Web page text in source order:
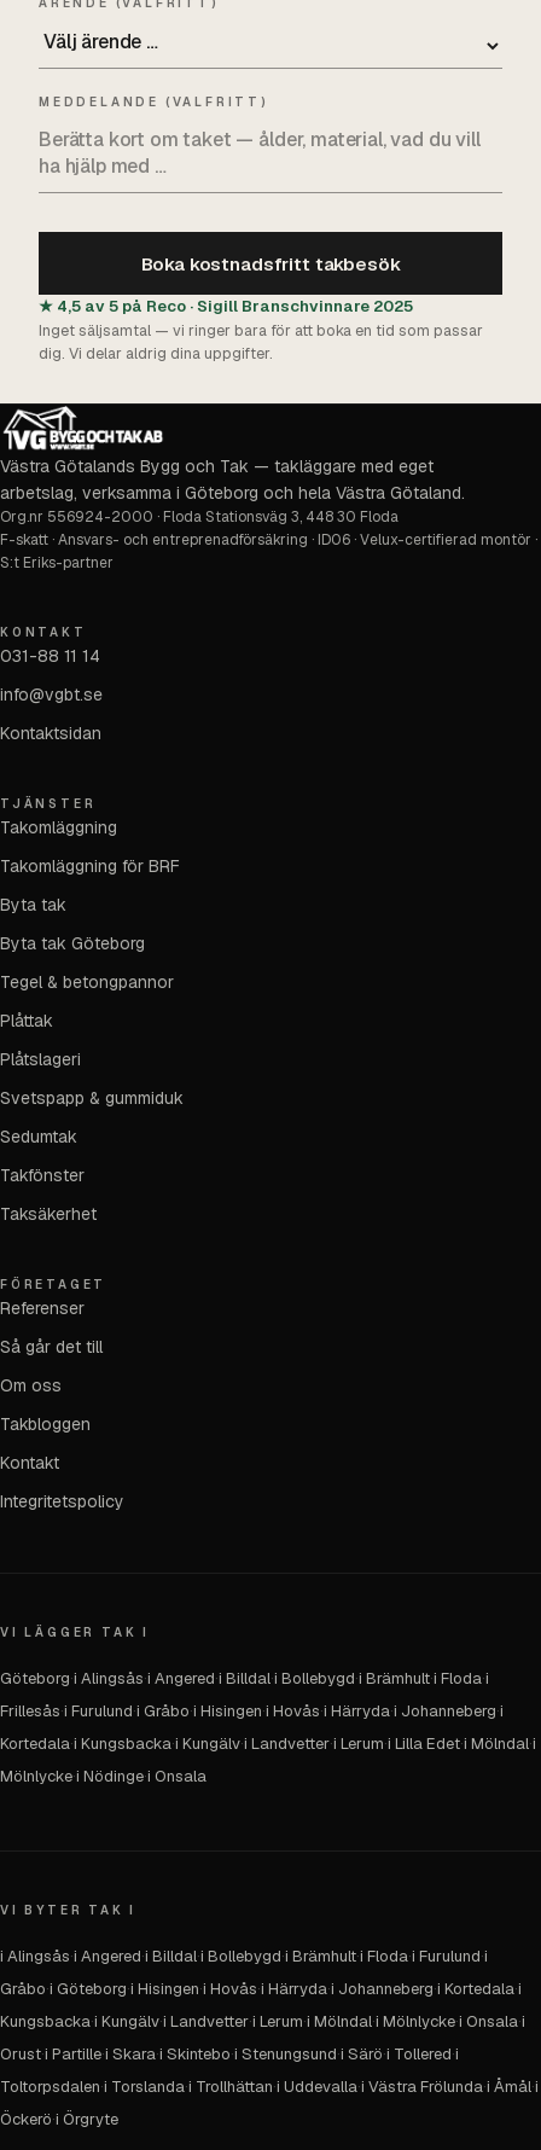
MEDDELANDE (VALFRITT)
Boka kostnadsfritt takbesök
★ 4,5 av 5 på Reco · Sigill Branschvinnare 2025
Inget säljsamtal — vi ringer bara för att boka en tid som passar
dig. Vi delar aldrig dina uppgifter.
Västra Götalands Bygg och Tak — takläggare med eget
arbetslag, verksamma i Göteborg och hela Västra Götaland.
Org.nr 556924-2000 · Floda Stationsväg 3, 448 30 Floda
F-skatt · Ansvars- och entreprenadförsäkring · ID06 · Velux-certifierad montör ·
S:t Eriks-partner
KONTAKT
031-88 11 14
info@vgbt.se
Kontaktsidan
TJÄNSTER
Takomläggning
Takomläggning för BRF
Byta tak
Byta tak Göteborg
Tegel & betongpannor
Plåttak
Plåtslageri
Svetspapp & gummiduk
Sedumtak
Takfönster
Taksäkerhet
FÖRETAGET
Referenser
Så går det till
Om oss
Takbloggen
Kontakt
Integritetspolicy
VI LÄGGER TAK I
Göteborg·i Alingsås·i Angered·i Billdal·i Bollebygd·i Brämhult·i Floda·i
Frillesås·i Furulund·i Gråbo·i Hisingen·i Hovås·i Härryda·i Johanneberg·i
Kortedala·i Kungsbacka·i Kungälv·i Landvetter·i Lerum·i Lilla Edet·i Mölndal·i
Mölnlycke·i Nödinge·i Onsala
VI BYTER TAK I
i Alingsås·i Angered·i Billdal·i Bollebygd·i Brämhult·i Floda·i Furulund·i
Gråbo·i Göteborg·i Hisingen·i Hovås·i Härryda·i Johanneberg·i Kortedala·i
Kungsbacka·i Kungälv·i Landvetter·i Lerum·i Mölndal·i Mölnlycke·i Onsala·i
Orust·i Partille·i Skara·i Skintebo·i Stenungsund·i Särö·i Tollered·i
Toltorpsdalen·i Torslanda·i Trollhättan·i Uddevalla·i Västra Frölunda·i Åmål·i
Öckerö·i Örgryte